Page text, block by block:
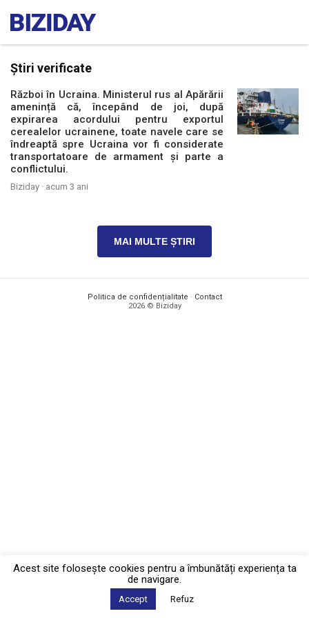
Știri verificate
Război în Ucraina. Ministerul rus al Apărării
amenință că, începând de joi, după
expirarea acordului pentru exportul
cerealelor ucrainene, toate navele care se
îndreaptă spre Ucraina vor fi considerate
transportatoare de armament și parte a
conflictului.
Biziday · acum 3 ani
MAI MULTE ȘTIRI
Politica de confidențialitate · Contact
2026 © Biziday
Acest site foloseşte cookies pentru a îmbunătăți experiența ta
de navigare.
Accept Refuz